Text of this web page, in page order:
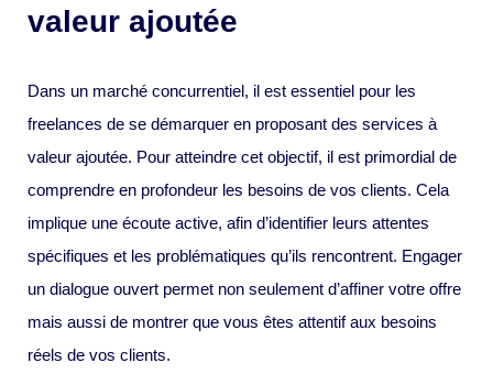
valeur ajoutée
Dans un marché concurrentiel, il est essentiel pour les
freelances de se démarquer en proposant des services à
valeur ajoutée. Pour atteindre cet objectif, il est primordial de
comprendre en profondeur les besoins de vos clients. Cela
implique une écoute active, afin d’identifier leurs attentes
spécifiques et les problématiques qu’ils rencontrent. Engager
un dialogue ouvert permet non seulement d’affiner votre offre
mais aussi de montrer que vous êtes attentif aux besoins
réels de vos clients.